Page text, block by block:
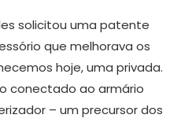
solicitou uma patente
que melhorava os
hoje, uma privada.
conectado ao armário
– um precursor dos